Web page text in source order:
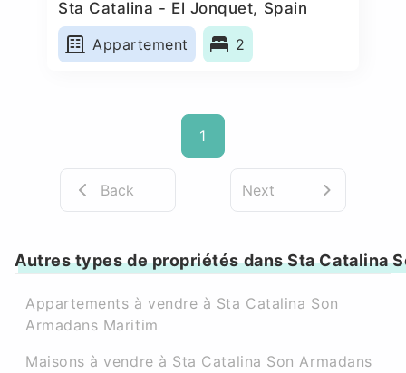
Sta Catalina - El Jonquet, Spain
Appartement
2
1
Back Next
Autres types de propriétés dans Sta Catalina
Appartements à vendre à Sta Catalina Son
Armadans Maritim
Maisons à vendre à Sta Catalina Son Armadans